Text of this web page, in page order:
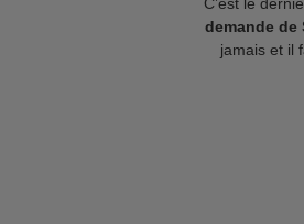
demande de
jamais et il